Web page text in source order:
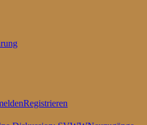
Registrieren